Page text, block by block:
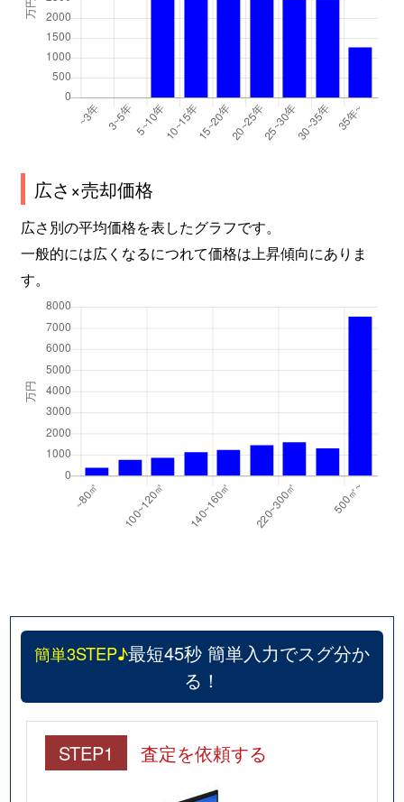
広さ×売却価格
広さ別の平均価格を表したグラフです。
一般的には広くなるにつれて価格は上昇傾向にありま
す。
簡単3STEP♪最短45秒 簡単入力でスグ分か
る！
STEP1 査定を依頼する